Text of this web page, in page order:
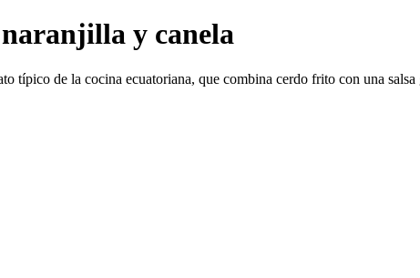
y canela
típico de la cocina ecuatoriana, que combina cerdo frito con una salsa